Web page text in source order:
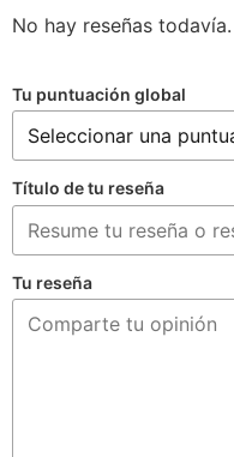
No hay reseñas
Tu puntuación global
Título de tu reseña
Tu reseña